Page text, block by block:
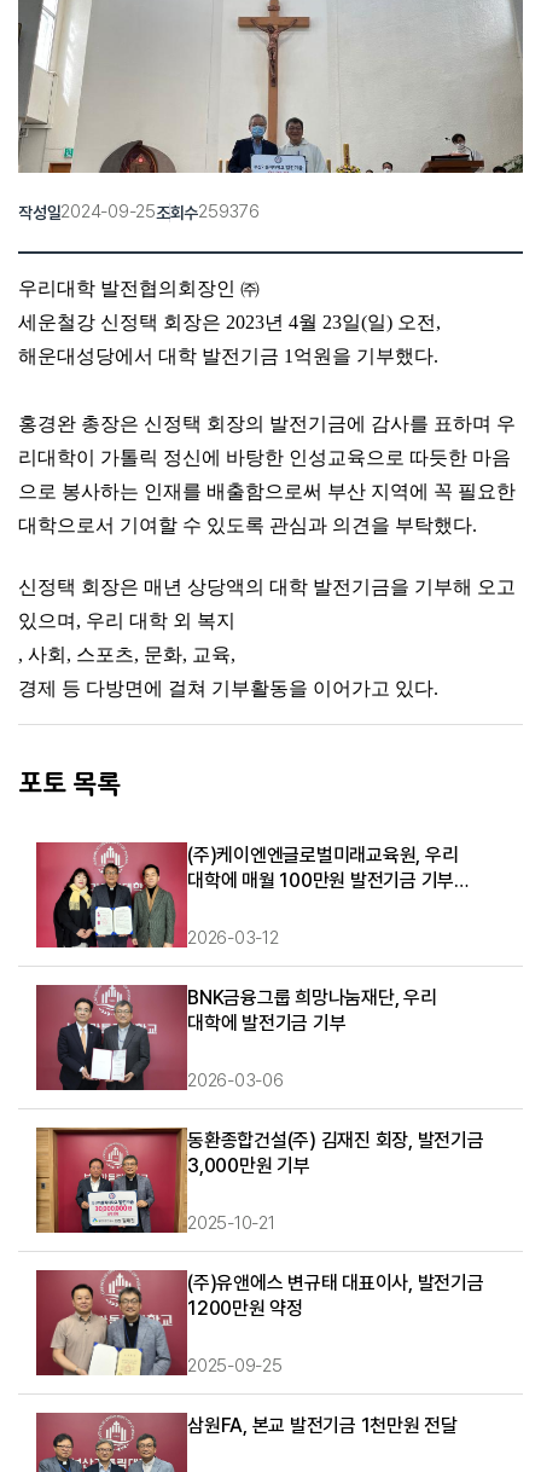
작성일2024-09-25조회수259376
우리대학 발전협의회장인 ㈜
세운철강 신정택 회장은 2023년 4월 23일(일) 오전 ,
해운대성당에서 대학 발전기금 1억원을 기부했다.
홍경완 총장은 신정택 회장의 발전기금에 감사를 표하며 우
리대학이 가톨릭 정신에 바탕한 인성교육으로 따듯한 마음
으로 봉사하는 인재를 배출함으로써 부산 지역에 꼭 필요한
대학으로서 기여할 수 있도록 관심과 의견을 부탁했다.
신정택 회장은 매년 상당액의 대학 발전기금을 기부해 오고
있으며, 우리 대학 외 복지
, 사회 , 스포츠, 문화, 교육,
경제 등 다방면에 걸쳐 기부활동을 이어가고 있다.
포토 목록
(주)케이엔엔글로벌미래교육원, 우리
대학에 매월 100만원 발전기금 기부
2026-03-12
BNK금융그룹 희망나눔재단, 우리
대학에 발전기금 기부
2026-03-06
동환종합건설(주) 김재진 회장, 발전기금
3,000만원 기부
2025-10-21
(주)유앤에스 변규태 대표이사, 발전기금
1200만원 약정
2025-09-25
삼원FA, 본교 발전기금 1천만원 전달